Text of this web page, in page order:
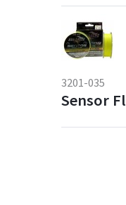
3201-035
Sensor